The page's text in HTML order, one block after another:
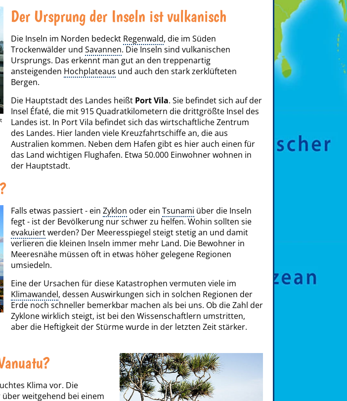
Der Ursprung der Inseln ist vulkanisch
Die Inseln im Norden bedeckt Regenwald, die im Süden
Trockenwälder und Savannen. Die Inseln sind vulkanischen
Ursprungs. Das erkennt man gut an den treppenartig
ansteigenden Hochplateaus und auch den stark zerklüfteten
Bergen.
Die Hauptstadt des Landes heißt Port Vila. Sie befindet sich auf der
Insel Éfaté, die mit 915 Quadratkilometern die drittgrößte Insel des
Landes ist. In Port Vila befindet sich das wirtschaftliche Zentrum
des Landes. Hier landen viele Kreuzfahrtschiffe an, die aus
Australien kommen. Neben dem Hafen gibt es hier auch einen für
das Land wichtigen Flughafen. Etwa 50.000 Einwohner wohnen in
der Hauptstadt.
Falls etwas passiert - ein Zyklon oder ein Tsunami über die Inseln
fegt - ist der Bevölkerung nur schwer zu helfen. Wohin sollten sie
evakuiertwerden? Der Meeresspiegel steigt stetig an und damit
verlieren die kleinen Inseln immer mehr Land. Die Bewohner in
Meeresnähe müssen oft in etwas höher gelegene Regionen
umsiedeln.
Eine der Ursachen für diese Katastrophen vermuten viele im
Klimawandel, dessen Auswirkungen sich in solchen Regionen der
Erde noch schneller bemerkbar machen als bei uns. Ob die Zahl der
Zyklone wirklich steigt, ist bei den Wissenschaftlern umstritten,
aber die Heftigkeit der Stürme wurde in der letzten Zeit stärker.
Klima vor. Die
weitgehend bei einem